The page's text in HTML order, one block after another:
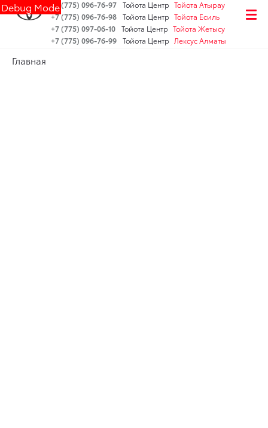
Debug Mode+7 (775) 096-76-97 Тойота Центр Тойота Атырау
+7 (775) 096-76-98 Тойота Центр Тойота Есиль
+7 (775) 097-06-10 Тойота Центр Тойота Жетысу
+7 (775) 096-76-99 Тойота Центр Лексус Алматы
Главная